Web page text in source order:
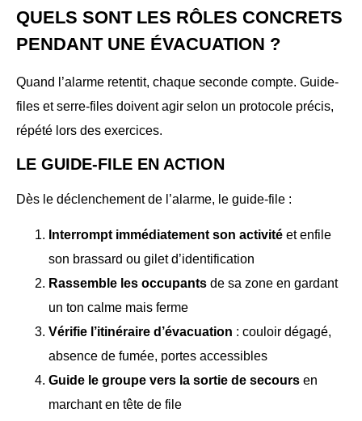
QUELS SONT LES RÔLES CONCRETS
PENDANT UNE ÉVACUATION ?
Quand l’alarme retentit, chaque seconde compte. Guide-
files et serre-files doivent agir selon un protocole précis,
répété lors des exercices.
LE GUIDE-FILE EN ACTION
Dès le déclenchement de l’alarme, le guide-file :
Interrompt immédiatement son activité et enfile
son brassard ou gilet d’identification
Rassemble les occupants de sa zone en gardant
un ton calme mais ferme
Vérifie l’itinéraire d’évacuation : couloir dégagé,
absence de fumée, portes accessibles
Guide le groupe vers la sortie de secours en
marchant en tête de file